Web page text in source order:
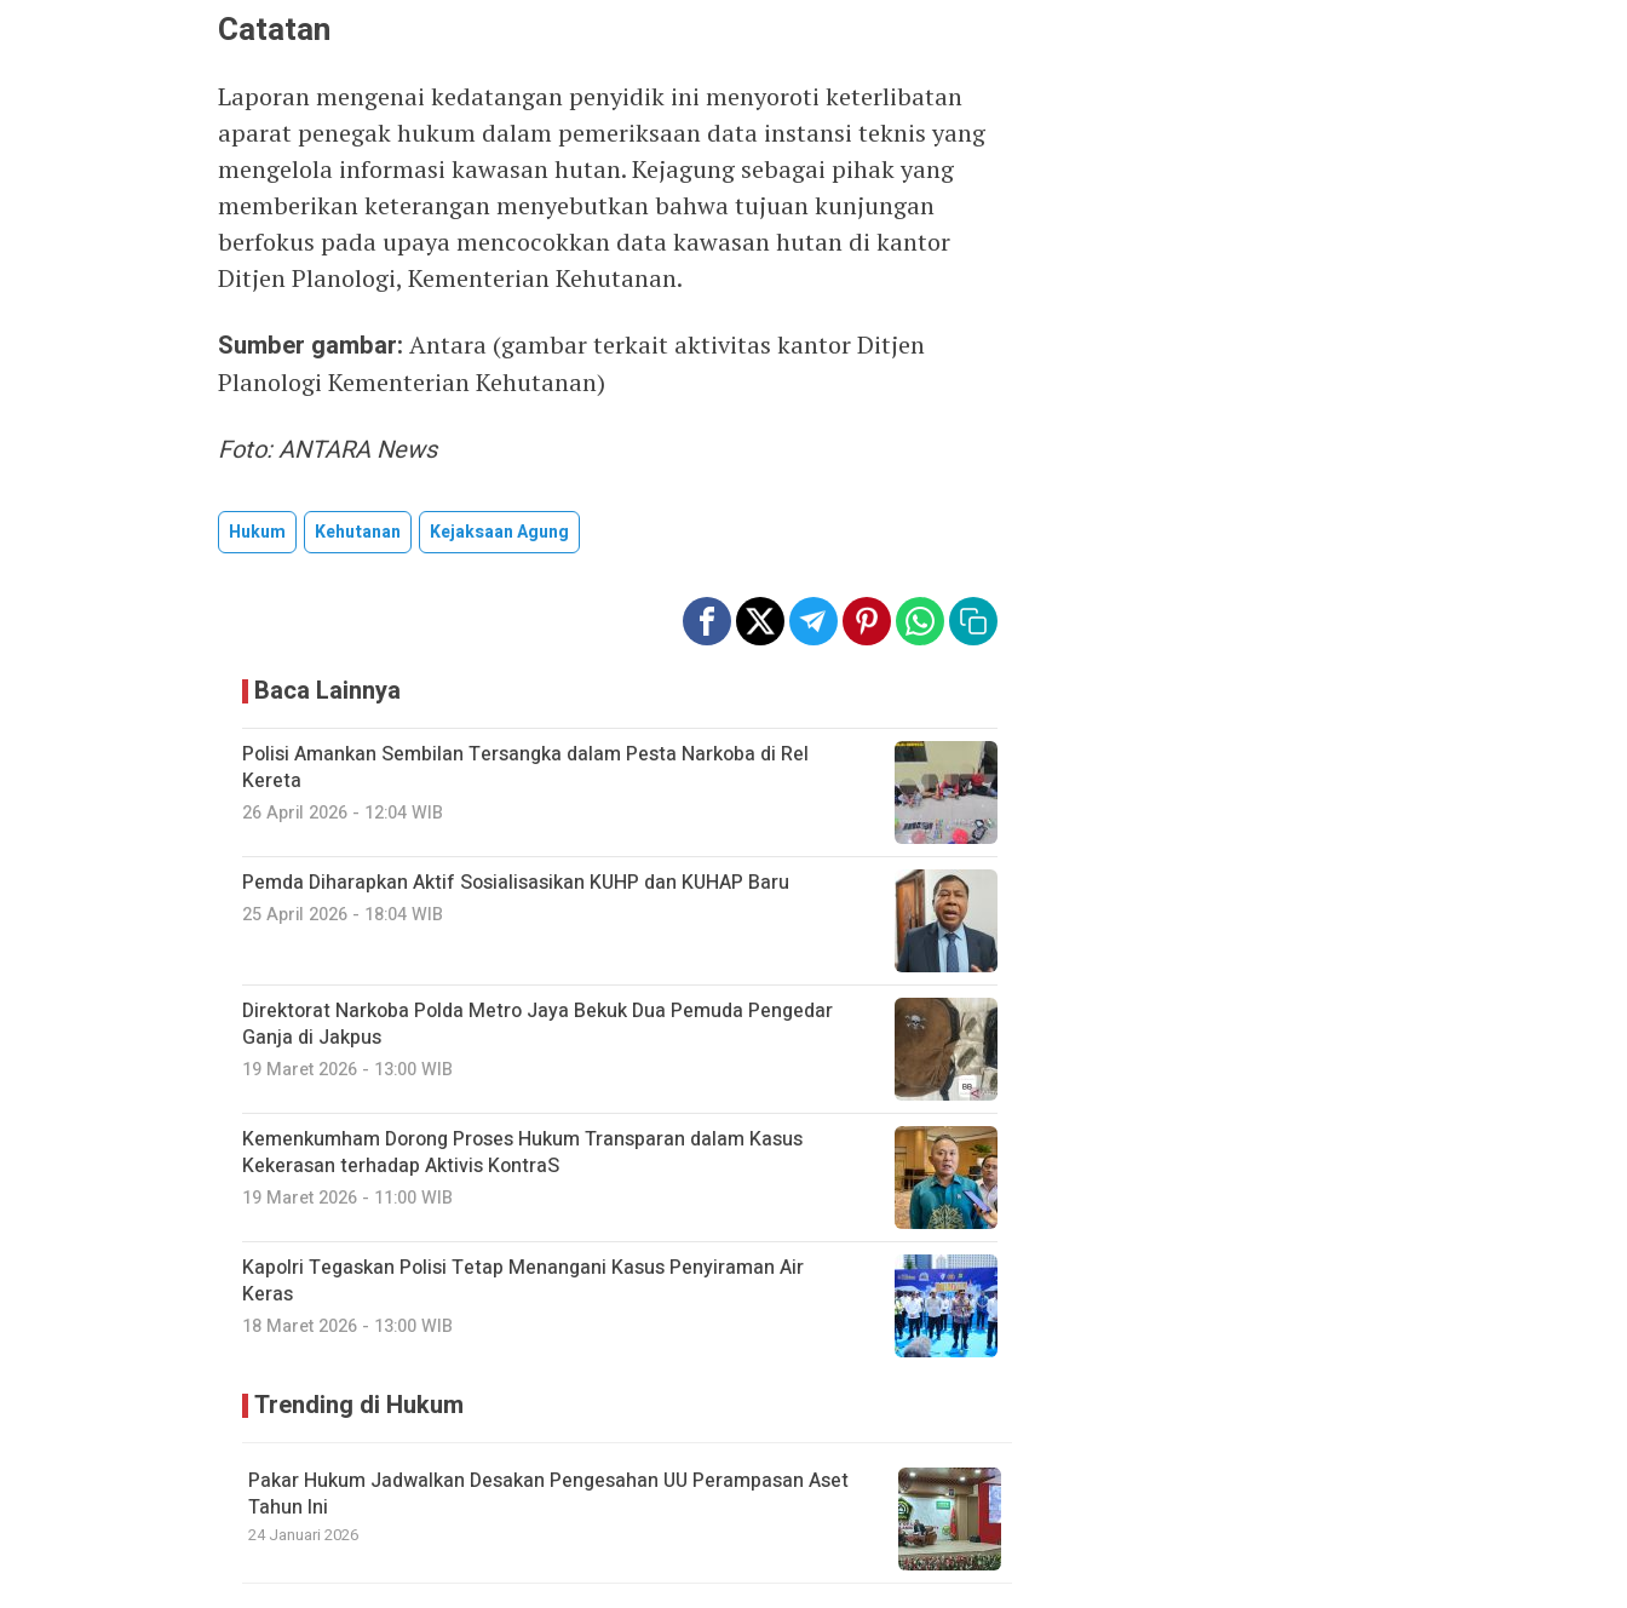
Catatan
Laporan mengenai kedatangan penyidik ini menyoroti keterlibatan
aparat penegak hukum dalam pemeriksaan data instansi teknis yang
mengelola informasi kawasan hutan. Kejagung sebagai pihak yang
memberikan keterangan menyebutkan bahwa tujuan kunjungan
berfokus pada upaya mencocokkan data kawasan hutan di kantor
Ditjen Planologi, Kementerian Kehutanan.
Sumber gambar: Antara (gambar terkait aktivitas kantor Ditjen
Planologi Kementerian Kehutanan)
Foto: ANTARA News
Hukum Kehutanan Kejaksaan Agung
Baca Lainnya
Polisi Amankan Sembilan Tersangka dalam Pesta Narkoba di Rel
Kereta
26 April 2026 - 12:04 WIB
Pemda Diharapkan Aktif Sosialisasikan KUHP dan KUHAP Baru
25 April 2026 - 18:04 WIB
Direktorat Narkoba Polda Metro Jaya Bekuk Dua Pemuda Pengedar
Ganja di Jakpus
19 Maret 2026 - 13:00 WIB
Kemenkumham Dorong Proses Hukum Transparan dalam Kasus
Kekerasan terhadap Aktivis KontraS
19 Maret 2026 - 11:00 WIB
Kapolri Tegaskan Polisi Tetap Menangani Kasus Penyiraman Air
Keras
18 Maret 2026 - 13:00 WIB
Trending di Hukum
Pakar Hukum Jadwalkan Desakan Pengesahan UU Perampasan Aset
Tahun Ini
24 Januari 2026